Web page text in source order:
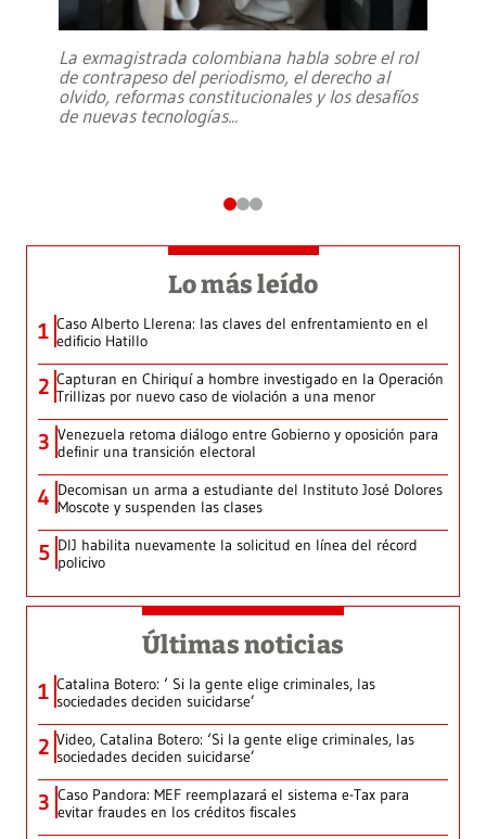
La exmagistrada colombiana habla sobre el rol
de contrapeso del periodismo, el derecho al
olvido, reformas constitucionales y los desafíos
de nuevas tecnologías...
Lo más leído
1 Caso Alberto Llerena: las claves del enfrentamiento en el
edificio Hatillo
2 Capturan en Chiriquí a hombre investigado en la Operación
Trillizas por nuevo caso de violación a una menor
3 Venezuela retoma diálogo entre Gobierno y oposición para
definir una transición electoral
4 Decomisan un arma a estudiante del Instituto José Dolores
Moscote y suspenden las clases
5 DIJ habilita nuevamente la solicitud en línea del récord
policivo
Últimas noticias
1 Catalina Botero: ‘ Si la gente elige criminales, las
sociedades deciden suicidarse’
2 Video, Catalina Botero: ‘Si la gente elige criminales, las
sociedades deciden suicidarse’
3 Caso Pandora: MEF reemplazará el sistema e-Tax para
evitar fraudes en los créditos fiscales